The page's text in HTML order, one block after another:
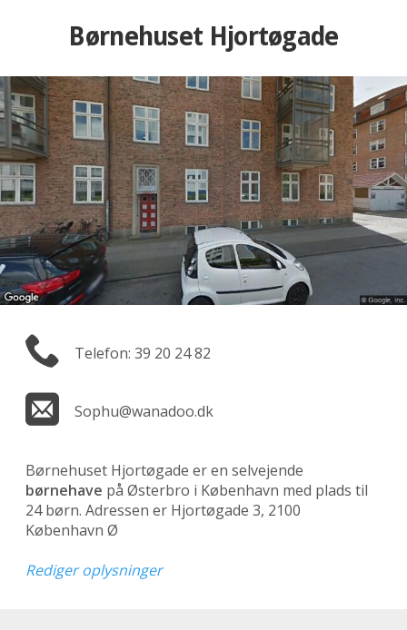
Børnehuset Hjortøgade
Telefon: 39 20 24 82
Sophu@wanadoo.dk
Børnehuset Hjortøgade er en selvejende
børnehave på Østerbro i København med plads til
24 børn. Adressen er Hjortøgade 3, 2100
København Ø
Rediger oplysninger